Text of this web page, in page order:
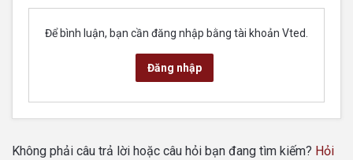
Để bình luận, bạn cần đăng nhập bằng tài khoản Vted.
Đăng nhập
Không phải câu trả lời hoặc câu hỏi bạn đang tìm kiếm? Hỏi